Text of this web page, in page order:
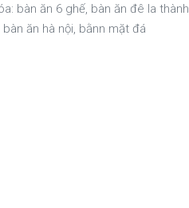
bàn ăn 6 ghế, bàn ăn đê la thành
bàn ăn hà nội, bằnn mặt đá